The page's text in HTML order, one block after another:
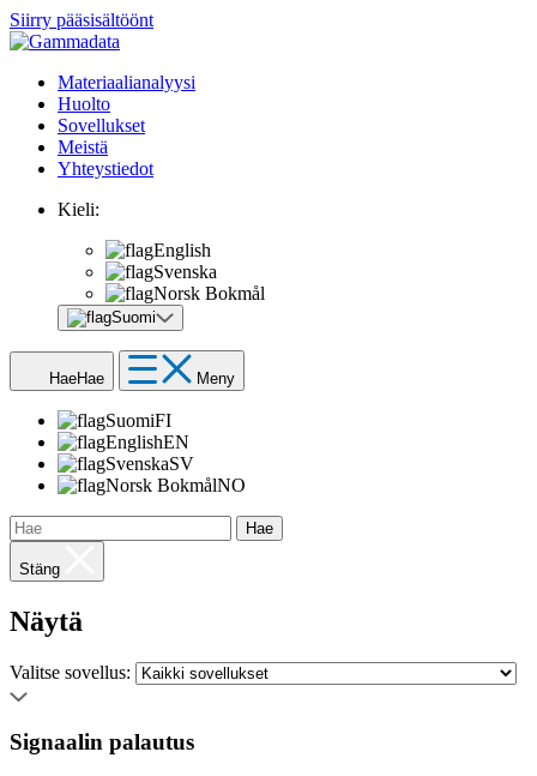
Siirry pääsisältöönt
Materiaalianalyysi
Huolto
Sovellukset
Meistä
Yhteystiedot
Kieli:
English
Svenska
Norsk Bokmål
Suomi
HaeHae Meny
SuomiFI
EnglishEN
SvenskaSV
Norsk BokmålNO
Hae
Stäng
Näytä
Valitse sovellus:
Signaalin palautus